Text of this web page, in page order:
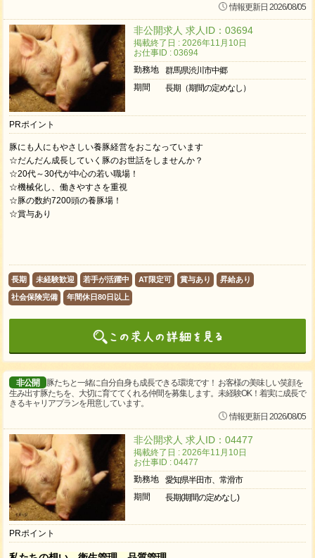
情報更新日 2026/08/05
非公開求人 求人ID：03694
掲載終了日 : 2026年11月10日
お仕事ID : 03694
勤務地
群馬県渋川市中郷
期間
長期（期間の定めなし）
PRポイント
豚にも人にもやさしい養豚経営をおこなっています
☆だんだん成長していく豚のお世話をしませんか？
☆20代～30代が中心の若い職場！
☆機械化し、働きやすさを重視
☆豚の数約7200頭の養豚場！
☆賞与あり
長期 未経験歓迎 若手が活躍中 AT限定可 賞与あり 昇給あり
社会保険完備 年間休日80日以上
非公開
豚たちと一緒に自分自身も成長できる環境です！ お客様の美味しい笑顔を
生み出す豚たちを、大切に育ててくれる仲間を募集します。未経験OK！着実に成長で
きるキャリアプランを用意しています。
情報更新日 2026/08/05
非公開求人 求人ID：04477
掲載終了日 : 2026年11月10日
お仕事ID : 04477
勤務地
愛知県半田市、常滑市
期間
長期(期間の定めなし)
PRポイント